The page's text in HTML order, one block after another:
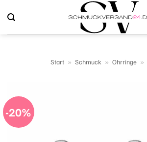
Inhalt
springen
Start » Schmuck » Ohrringe »
-20%